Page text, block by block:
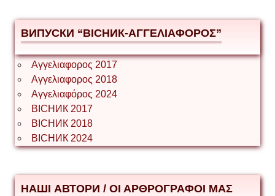
ВИПУСКИ “ВІСНИК-ΑΓΓΕΛΙΑΦΟΡΟΣ”
Αγγελιαφορος 2017
Αγγελιαφορος 2018
Αγγελιαφόρος 2024
ВІСНИК 2017
ВІСНИК 2018
ВІСНИК 2024
НАШІ АВТОРИ / ΟΙ ΑΡΘΡΟΓΡΑΦΟΙ ΜΑΣ